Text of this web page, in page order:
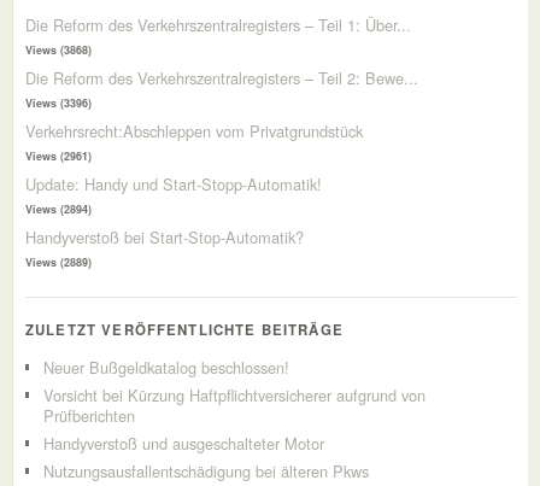
Die Reform des Verkehrszentralregisters – Teil 1: Über...
Views (3868)
Die Reform des Verkehrszentralregisters – Teil 2: Bewe...
Views (3396)
Verkehrsrecht:Abschleppen vom Privatgrundstück
Views (2961)
Update: Handy und Start-Stopp-Automatik!
Views (2894)
Handyverstoß bei Start-Stop-Automatik?
Views (2889)
ZULETZT VERÖFFENTLICHTE BEITRÄGE
Neuer Bußgeldkatalog beschlossen!
Vorsicht bei Kürzung Haftpflichtversicherer aufgrund von
Prüfberichten
Handyverstoß und ausgeschalteter Motor
Nutzungsausfallentschädigung bei älteren Pkws